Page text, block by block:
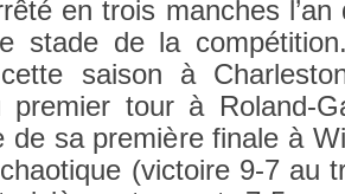
en trois man­ches
stade de la
saison à
pre­mi­er tour à Roland-
de sa première fin­ale à
(vic­toire 9-7 au